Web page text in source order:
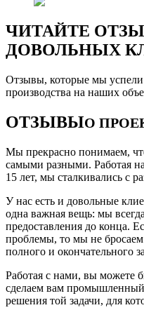
ЧИТАЙТЕ
ДОВОЛЬНЫХ
Отзывы, которые мы
производства на наших
ОТЗЫВЫО
Мы прекрасно понимаем,
самыми разными. Работая
15 лет, мы сталкивались с
У нас есть и довольные
одна важная вещь: мы
предоставления до конца.
проблемы, то мы не
полного и окончательного
Работая с нами, вы можете
сделаем вам
решения той задачи, для